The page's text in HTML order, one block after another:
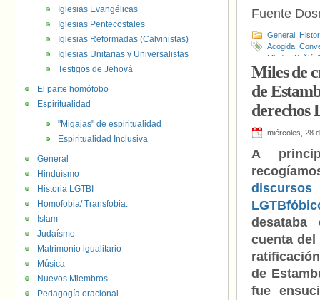
Fuente
General
Acogida
Mladen Kožić
Miles de
de
derechos
miércoles, 28
A
cuenta del
de
fue
Iglesias Evangélicas
Iglesias Pentecostales
Iglesias Reformadas (Calvinistas)
Iglesias Unitarias y Universalistas
Testigos de Jehová
El parte homófobo
Espiritualidad
"Migajas" de espiritualidad
Espiritualidad Inclusiva
General
Hinduísmo
Historia LGTBI
Homofobia/ Transfobia.
Islam
Judaísmo
Matrimonio igualitario
Música
Nuevos Miembros
Pedagogía oracional